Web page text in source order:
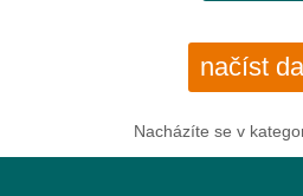
načíst
Nacházíte se v